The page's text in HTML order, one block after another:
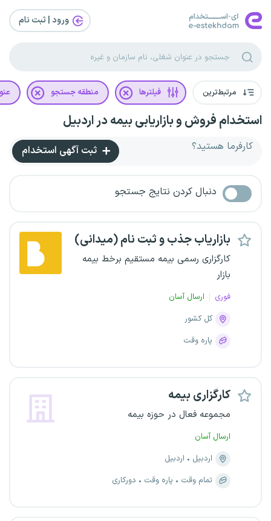
ورود | ثبت‌ نام
مرتبط‌ترین فیلترها منطقه جستجو
استخدام فروش و بازاریابی بیمه در اردبیل
کارفرما هستید؟ ثبت آگهی استخدام
دنبال کردن نتایج جستجو
بازاریاب جذب و ثبت نام (میدانی)
کارگزاری رسمی بیمه مستقیم برخط بیمه
بازار
فوری
ارسال آسان
کل کشور
پاره وقت
کارگزاری بیمه
مجموعه فعال در حوزه بیمه
ارسال آسان
اردبیل
اردبیل
تمام وقت
پاره وقت دورکاری